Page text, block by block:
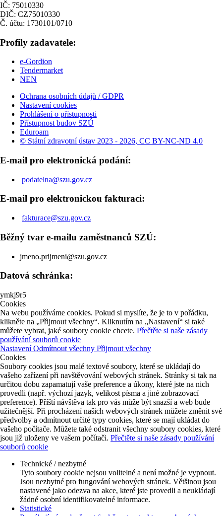
IČ: 75010330
DIČ: CZ75010330
Č. účtu: 1730101/0710
Profily zadavatele:
e-Gordion
Tendermarket
NEN
Ochrana osobních údajů / GDPR
Nastavení cookies
Prohlášení o přístupnosti
Přístupnost budov SZÚ
Eduroam
© Státní zdravotní ústav 2023 - 2026, CC BY-NC-ND 4.0
E-mail pro elektronická podání:
podatelna@szu.gov.cz
E-mail pro elektronickou fakturaci:
fakturace@szu.gov.cz
Běžný tvar e-mailu zaměstnanců SZÚ:
jmeno.prijmeni@szu.gov.cz
Datová schránka:
ymkj9r5
Cookies
Na webu používáme cookies. Pokud si myslíte, že je to v pořádku,
klikněte na „Přijmout všechny“. Kliknutím na „Nastavení“ si také
můžete vybrat, jaké soubory cookie chcete. Přečtěte si naše zásady
používání souborů cookie
NastaveníOdmítnout všechny Přijmout všechny
Cookies
Soubory cookies jsou malé textové soubory, které se ukládají do
vašeho zařízení při navštěvování webových stránek. Stránky si tak na
určitou dobu zapamatují vaše preference a úkony, které jste na nich
provedli (např. výchozí jazyk, velikost písma a jiné zobrazovací
preference). Příští návštěva tak pro vás může být snazší a web bude
užitečnější. Při procházení našich webových stránek můžete změnit své
předvolby a odmítnout určité typy cookies, které se mají ukládat do
vašeho počítače. Můžete také odstranit všechny soubory cookies, které
jsou již uloženy ve vašem počítači. Přečtěte si naše zásady používání
souborů cookie
Technické / nezbytné
Tyto soubory cookie nejsou volitelné a není možné je vypnout.
Jsou nezbytné pro fungování webových stránek. Většinou jsou
nastavené jako odezva na akce, které jste provedli a neukládají
žádné osobní identifikovatelné informace.
Statistické